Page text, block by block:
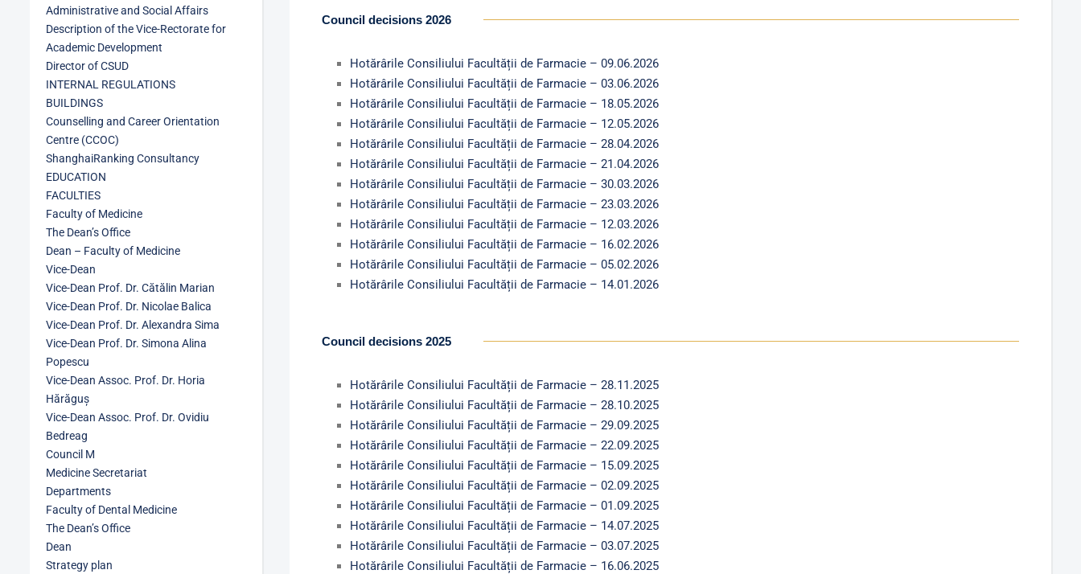
Administrative and Social Affairs
Description of the Vice-Rectorate for
Academic Development
Director of CSUD
INTERNAL REGULATIONS
BUILDINGS
Counselling and Career Orientation
Centre (CCOC)
ShanghaiRanking Consultancy
EDUCATION
FACULTIES
Faculty of Medicine
The Dean’s Office
Dean – Faculty of Medicine
Vice-Dean
Vice-Dean Prof. Dr. Cătălin Marian
Vice-Dean Prof. Dr. Nicolae Balica
Vice-Dean Prof. Dr. Alexandra Sima
Vice-Dean Prof. Dr. Simona Alina
Popescu
Vice-Dean Assoc. Prof. Dr. Horia
Hărăguș
Vice-Dean Assoc. Prof. Dr. Ovidiu
Bedreag
Council M
Medicine Secretariat
Departments
Faculty of Dental Medicine
The Dean’s Office
Dean
Strategy plan
Council decisions 2026
Hotărârile Consiliului Facultății de Farmacie – 09.06.2026
Hotărârile Consiliului Facultății de Farmacie – 03.06.2026
Hotărârile Consiliului Facultății de Farmacie – 18.05.2026
Hotărârile Consiliului Facultății de Farmacie – 12.05.2026
Hotărârile Consiliului Facultății de Farmacie – 28.04.2026
Hotărârile Consiliului Facultății de Farmacie – 21.04.2026
Hotărârile Consiliului Facultății de Farmacie – 30.03.2026
Hotărârile Consiliului Facultății de Farmacie – 23.03.2026
Hotărârile Consiliului Facultății de Farmacie – 12.03.2026
Hotărârile Consiliului Facultății de Farmacie – 16.02.2026
Hotărârile Consiliului Facultății de Farmacie – 05.02.2026
Hotărârile Consiliului Facultății de Farmacie – 14.01.2026
Council decisions 2025
Hotărârile Consiliului Facultății de Farmacie – 28.11.2025
Hotărârile Consiliului Facultății de Farmacie – 28.10.2025
Hotărârile Consiliului Facultății de Farmacie – 29.09.2025
Hotărârile Consiliului Facultății de Farmacie – 22.09.2025
Hotărârile Consiliului Facultății de Farmacie – 15.09.2025
Hotărârile Consiliului Facultății de Farmacie – 02.09.2025
Hotărârile Consiliului Facultății de Farmacie – 01.09.2025
Hotărârile Consiliului Facultății de Farmacie – 14.07.2025
Hotărârile Consiliului Facultății de Farmacie – 03.07.2025
Hotărârile Consiliului Facultății de Farmacie – 16.06.2025